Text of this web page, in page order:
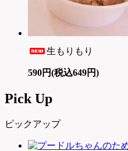
生もりもり
590円(税込649円)
Pick Up
ピックアップ